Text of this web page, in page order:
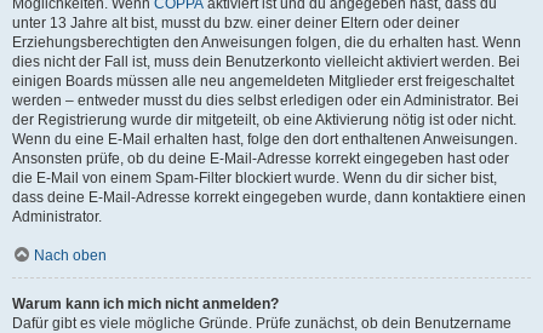
Möglichkeiten. Wenn COPPA aktiviert ist und du angegeben hast, dass du
unter 13 Jahre alt bist, musst du bzw. einer deiner Eltern oder deiner
Erziehungsberechtigten den Anweisungen folgen, die du erhalten hast. Wenn
dies nicht der Fall ist, muss dein Benutzerkonto vielleicht aktiviert werden. Bei
einigen Boards müssen alle neu angemeldeten Mitglieder erst freigeschaltet
werden – entweder musst du dies selbst erledigen oder ein Administrator. Bei
der Registrierung wurde dir mitgeteilt, ob eine Aktivierung nötig ist oder nicht.
Wenn du eine E-Mail erhalten hast, folge den dort enthaltenen Anweisungen.
Ansonsten prüfe, ob du deine E-Mail-Adresse korrekt eingegeben hast oder
die E-Mail von einem Spam-Filter blockiert wurde. Wenn du dir sicher bist,
dass deine E-Mail-Adresse korrekt eingegeben wurde, dann kontaktiere einen
Administrator.
Nach oben
Warum kann ich mich nicht anmelden?
Dafür gibt es viele mögliche Gründe. Prüfe zunächst, ob dein Benutzername